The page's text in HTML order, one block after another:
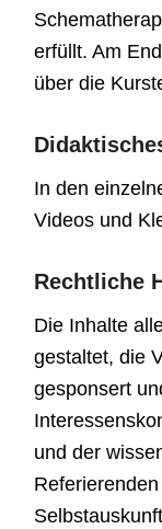
erfüllt. Am
über die
In den
Videos und
Rechtliche
Die Inhalte
gestaltet, die
gesponsert
und der